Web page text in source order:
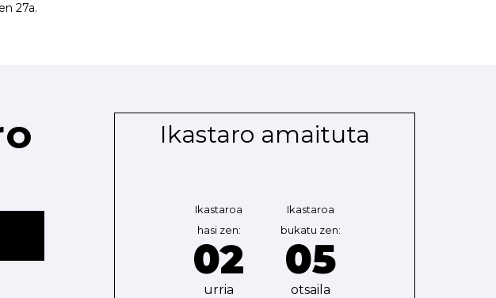
27a.
Ikastaro amaituta
Ikastaroa
hasi zen:
02
urria
Ikastaroa
bukatu zen:
05
otsaila